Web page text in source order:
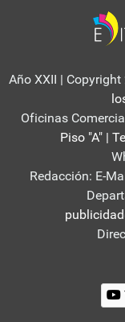
Año XXII | Copyright
Oficinas
Piso "A" |
Redacción: E-